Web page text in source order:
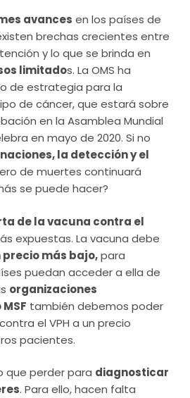
avances en los países de
brechas crecientes entre
y lo que se brinda en
limitados. La OMS ha
de estrategia para la
de cáncer, que estará sobre
en la Asamblea Mundial
en mayo de 2020. Si no
la detección y el
de muertes continuará
se puede hacer?
de la vacuna contra el
expuestas. La vacuna debe
precio más bajo,para
puedan acceder a ella de
organizaciones
también debemos poder
el VPH a un precio
pacientes.
que perder para diagnosticar
. Para ello, hacen falta